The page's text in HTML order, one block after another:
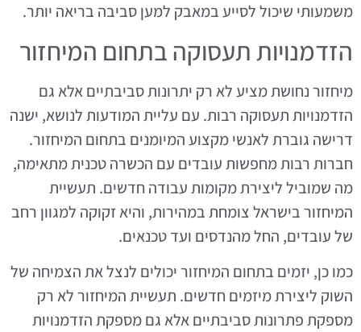
משמעותי שיכול לסייע במאבק למען סביבה בריאה יותר.
הזדמנויות תעסוקה בתחום המיחזור
מיחזור נחושת מציע לא רק יתרונות סביבתיים אלא גם
הזדמנויות תעסוקה רבות. עם עליית המודעות לנושא, ישנה
דרישה גוברת לאנשי מקצוע המיומנים בתחום המיחזור.
חברות רבות מחפשות עובדים עם הכשרה טכנית מתאימה,
מה שמוביל ליצירת מקומות עבודה חדשים. תעשיית
המיחזור בישראל צומחת במהירות, והיא זקוקה למגוון רחב
של עובדים, החל מהנדסים ועד טכנאים.
כמו כן, יזמים בתחום המיחזור יכולים לנצל את הצמיחה של
השוק ליצירת מיזמים חדשים. תעשיית המיחזור לא רק
מספקת פתרונות סביבתיים אלא גם מספקת הזדמנויות